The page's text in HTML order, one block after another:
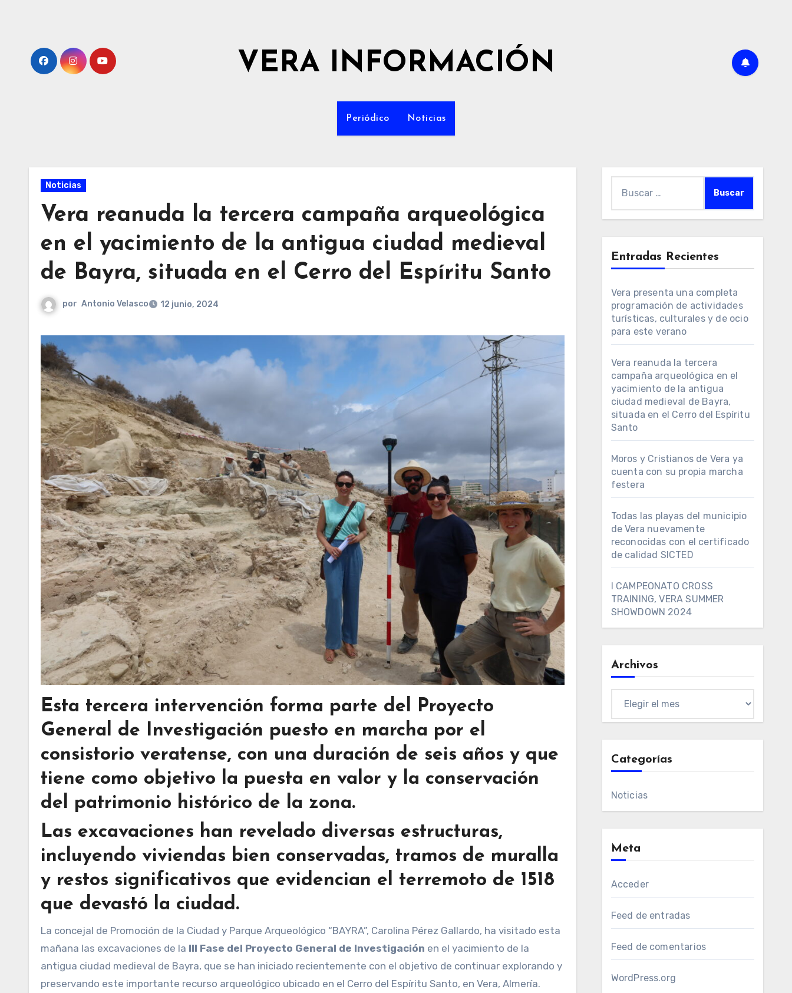
VERA INFORMACIÓN
Periódico Noticias
Noticias
Vera reanuda la tercera campaña arqueológica
en el yacimiento de la antigua ciudad medieval
de Bayra, situada en el Cerro del Espíritu Santo
por Antonio Velasco 12 junio, 2024
Esta tercera intervención forma parte del Proyecto
General de Investigación puesto en marcha por el
consistorio veratense, con una duración de seis años y que
tiene como objetivo la puesta en valor y la conservación
del patrimonio histórico de la zona.
Las excavaciones han revelado diversas estructuras,
incluyendo viviendas bien conservadas, tramos de muralla
y restos significativos que evidencian el terremoto de 1518
que devastó la ciudad.
La concejal de Promoción de la Ciudad y Parque Arqueológico “BAYRA”, Carolina Pérez Gallardo, ha visitado esta
mañana las excavaciones de la III Fase del Proyecto General de Investigación en el yacimiento de la
antigua ciudad medieval de Bayra, que se han iniciado recientemente con el objetivo de continuar explorando y
preservando este importante recurso arqueológico ubicado en el Cerro del Espíritu Santo, en Vera, Almería.
Entradas Recientes
Vera presenta una completa
programación de actividades
turísticas, culturales y de ocio
para este verano
Vera reanuda la tercera
campaña arqueológica en el
yacimiento de la antigua
ciudad medieval de Bayra,
situada en el Cerro del Espíritu
Santo
Moros y Cristianos de Vera ya
cuenta con su propia marcha
festera
Todas las playas del municipio
de Vera nuevamente
reconocidas con el certificado
de calidad SICTED
I CAMPEONATO CROSS
TRAINING, VERA SUMMER
SHOWDOWN 2024
Archivos
Categorías
Noticias
Meta
Acceder
Feed de entradas
Feed de comentarios
WordPress.org